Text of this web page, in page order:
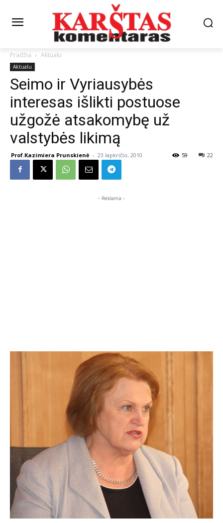
Pradžia Aktualu
Aktualu
Seimo ir Vyriausybės
interesas išlikti postuose
užgožė atsakomybę už
valstybės likimą
Prof.Kazimiera Prunskienė - 23 lapkričio, 2010 22
59
- Reklama -